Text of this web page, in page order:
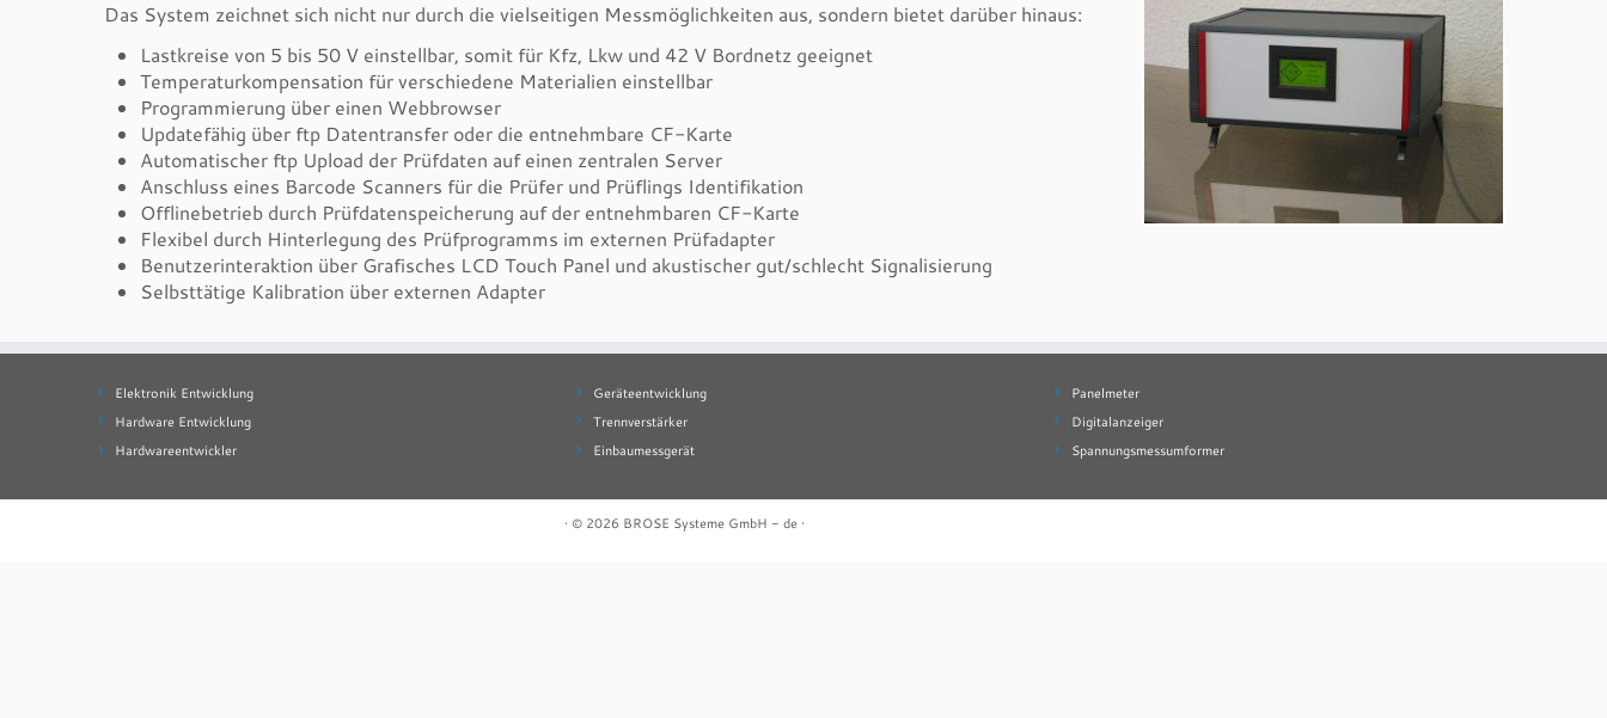
Das System zeichnet sich nicht nur durch die vielseitigen Messmöglichkeiten aus, sondern bietet darüber hinaus:
Lastkreise von 5 bis 50 V einstellbar, somit für Kfz, Lkw und 42 V Bordnetz geeignet
Temperaturkompensation für verschiedene Materialien einstellbar
Programmierung über einen Webbrowser
Updatefähig über ftp Datentransfer oder die entnehmbare CF-Karte
Automatischer ftp Upload der Prüfdaten auf einen zentralen Server
Anschluss eines Barcode Scanners für die Prüfer und Prüflings Identifikation
Offlinebetrieb durch Prüfdatenspeicherung auf der entnehmbaren CF-Karte
Flexibel durch Hinterlegung des Prüfprogramms im externen Prüfadapter
Benutzerinteraktion über Grafisches LCD Touch Panel und akustischer gut/schlecht Signalisierung
Selbsttätige Kalibration über externen Adapter
Elektronik Entwicklung
Hardware Entwicklung
Hardwareentwickler
Geräteentwicklung
Trennverstärker
Einbaumessgerät
Panelmeter
Digitalanzeiger
Spannungsmessumformer
· © 2026 BROSE Systeme GmbH - de·